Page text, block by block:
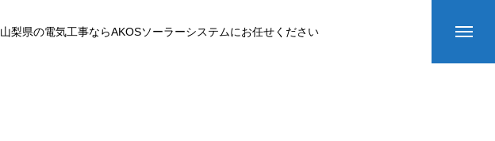
山梨県の電気工事ならAKOSソーラーシステムにお任せください